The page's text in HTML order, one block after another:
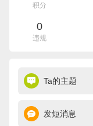
积分
0
违规
Ta的主题
发短消息